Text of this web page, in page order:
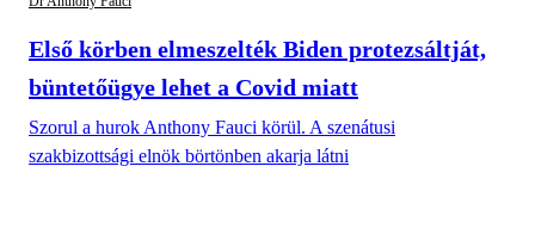
Első körben elmeszelték Biden protezsáltját,
büntetőügye lehet a Covid miatt
Szorul a hurok Anthony Fauci körül. A szenátusi
szakbizottsági elnök börtönben akarja látni